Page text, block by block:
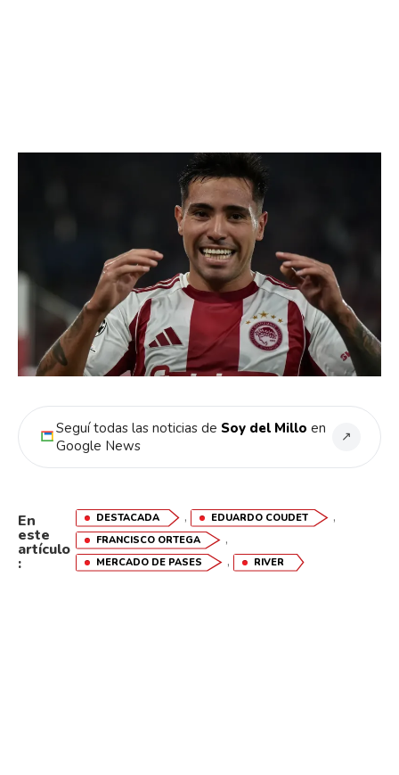
Seguí todas las noticias de Soy del Millo en
Google News
↗
En
este
artículo
:
DESTACADA , EDUARDO COUDET ,
FRANCISCO ORTEGA ,
MERCADO DE PASES , RIVER